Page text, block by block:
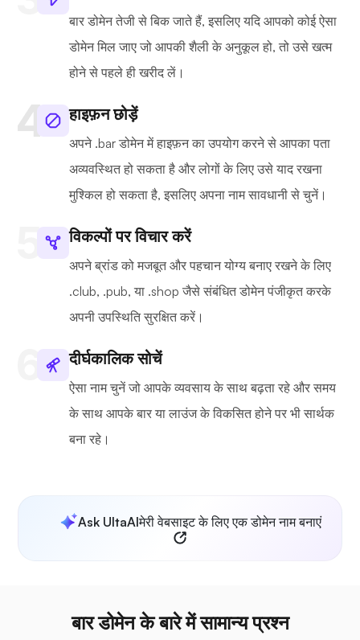
बार डोमेन तेजी से बिक जाते हैं, इसलिए यदि आपको कोई ऐसा
डोमेन मिल जाए जो आपकी शैली के अनुकूल हो, तो उसे खत्म
होने से पहले ही खरीद लें।
हाइफ़न छोड़ें
अपने .bar डोमेन में हाइफ़न का उपयोग करने से आपका पता
अव्यवस्थित हो सकता है और लोगों के लिए उसे याद रखना
मुश्किल हो सकता है, इसलिए अपना नाम सावधानी से चुनें।
विकल्पों पर विचार करें
अपने ब्रांड को मजबूत और पहचान योग्य बनाए रखने के लिए
.club, .pub, या .shop जैसे संबंधित डोमेन पंजीकृत करके
अपनी उपस्थिति सुरक्षित करें।
दीर्घकालिक सोचें
ऐसा नाम चुनें जो आपके व्यवसाय के साथ बढ़ता रहे और समय
के साथ आपके बार या लाउंज के विकसित होने पर भी सार्थक
बना रहे।
Ask UltaAIमेरी वेबसाइट के लिए एक डोमेन नाम बनाएं
बार डोमेन के बारे में सामान्य प्रश्न